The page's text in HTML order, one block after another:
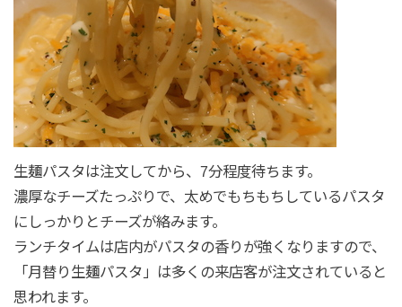
生麺パスタは注文してから、7分程度待ちます。
濃厚なチーズたっぷりで、太めでもちもちしているパスタ
にしっかりとチーズが絡みます。
ランチタイムは店内がパスタの香りが強くなりますので、
「月替り生麺パスタ」は多くの来店客が注文されていると
思われます。